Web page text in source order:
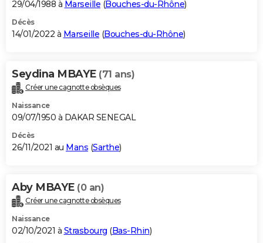
29/04/1988 à Marseille (Bouches-du-Rhône)
Décès
14/01/2022 à Marseille (Bouches-du-Rhône)
Seydina MBAYE (71 ans)
Créer une cagnotte obsèques
Naissance
09/07/1950 à DAKAR SENEGAL
Décès
26/11/2021 au Mans (Sarthe)
Aby MBAYE (0 an)
Créer une cagnotte obsèques
Naissance
02/10/2021 à Strasbourg (Bas-Rhin)